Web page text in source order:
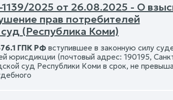
2025 от 26.08.2025 - О
прав потребителей
(Республика Коми)
ГПК РФвступившее в законную силу
юрисдикции (почтовый адрес: 190195,
суд Республики Коми в срок, не